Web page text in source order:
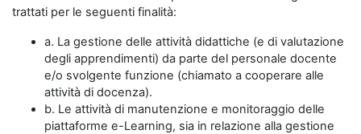
trattati per le seguenti finalità:
a. La gestione delle attività didattiche (e di valutazione
degli apprendimenti) da parte del personale docente
e/o svolgente funzione (chiamato a cooperare alle
attività di docenza).
b. Le attività di manutenzione e monitoraggio delle
piattaforme e-Learning, sia in relazione alla gestione